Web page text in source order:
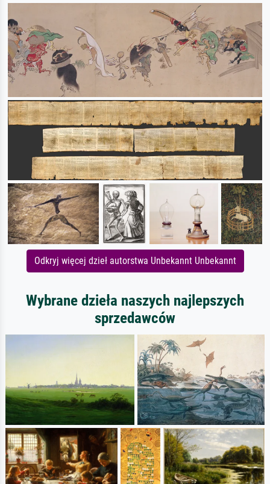
Odkryj więcej dzieł autorstwa Unbekannt Unbekannt
Wybrane dzieła naszych najlepszych
sprzedawców